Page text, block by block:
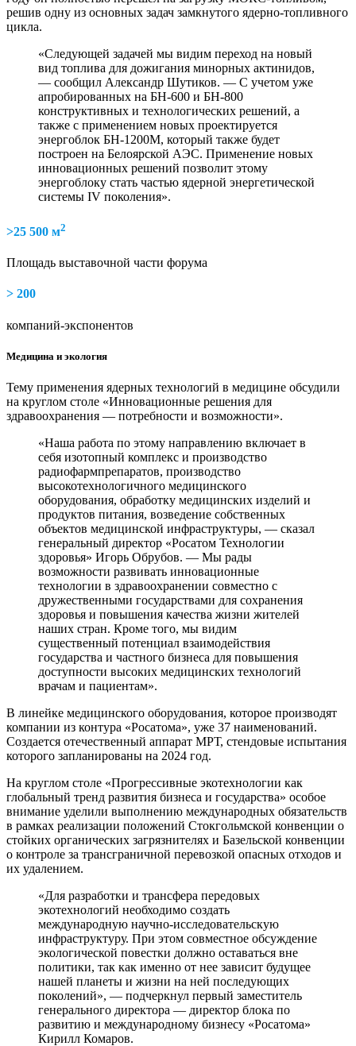
решив одну из основных задач замкнутого ядерно-топливного
цикла.
«Следующей задачей мы видим переход на новый
вид топлива для дожигания минорных актинидов,
— сообщил Александр Шутиков. — С учетом уже
апробированных на БН-600 и БН-800
конструктивных и технологических решений, а
также с применением новых проектируется
энергоблок БН-1200М, который также будет
построен на Белоярской АЭС. Применение новых
инновационных решений позволит этому
энергоблоку стать частью ядерной энергетической
системы IV поколения».
>25 500 м2
Площадь выставочной части форума
> 200
компаний-экспонентов
Медицина и экология
Тему применения ядерных технологий в медицине обсудили
на круглом столе «Инновационные решения для
здравоохранения — потребности и возможности».
«Наша работа по этому направлению включает в
себя изотопный комплекс и производство
радиофармпрепаратов, производство
высокотехнологичного медицинского
оборудования, обработку медицинских изделий и
продуктов питания, возведение собственных
объектов медицинской инфраструктуры, — сказал
генеральный директор «Росатом Технологии
здоровья» Игорь Обрубов. — Мы рады
возможности развивать инновационные
технологии в здравоохранении совместно с
дружественными государствами для сохранения
здоровья и повышения качества жизни жителей
наших стран. Кроме того, мы видим
существенный потенциал взаимодействия
государства и частного бизнеса для повышения
доступности высоких медицинских технологий
врачам и пациентам».
В линейке медицинского оборудования, которое производят
компании из контура «Росатома», уже 37 наименований.
Создается отечественный аппарат МРТ, стендовые испытания
которого запланированы на 2024 год.
На круглом столе «Прогрессивные экотехнологии как
глобальный тренд развития бизнеса и государства» особое
внимание уделили выполнению международных обязательств
в рамках реализации положений Стокгольмской конвенции о
стойких органических загрязнителях и Базельской конвенции
о контроле за трансграничной перевозкой опасных отходов и
их удалением.
«Для разработки и трансфера передовых
экотехнологий необходимо создать
международную научно-исследовательскую
инфраструктуру. При этом совместное обсуждение
экологической повестки должно оставаться вне
политики, так как именно от нее зависит будущее
нашей планеты и жизни на ней последующих
поколений», — подчеркнул первый заместитель
генерального директора — директор блока по
развитию и международному бизнесу «Росатома»
Кирилл Комаров.